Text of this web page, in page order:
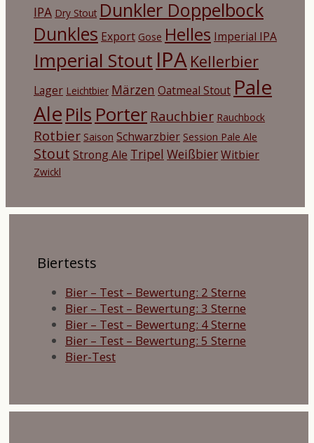
IPA Dry Stout Dunkler Doppelbock
Dunkles Export Gose Helles Imperial IPA
Imperial Stout IPA Kellerbier
Lager Leichtbier Märzen Oatmeal Stout Pale
Ale Pils Porter Rauchbier Rauchbock
Rotbier Saison Schwarzbier Session Pale Ale
Stout Strong Ale Tripel WeißbierWitbier
Zwickl
Biertests
Bier – Test – Bewertung: 2 Sterne
Bier – Test – Bewertung: 3 Sterne
Bier – Test – Bewertung: 4 Sterne
Bier – Test – Bewertung: 5 Sterne
Bier-Test